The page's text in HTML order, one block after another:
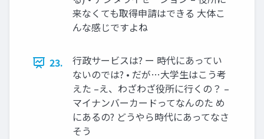
来なくても取得申請はできる 大体こ
んな感じですよね
23.
行政サービスは? ー 時代にあってい
ないのでは? • だが…大学生はこう考
えた –え、わざわざ役所に行くの？ –
マイナンバーカードってなんのた め
にあるの? どうやら時代にあってなさ
そう